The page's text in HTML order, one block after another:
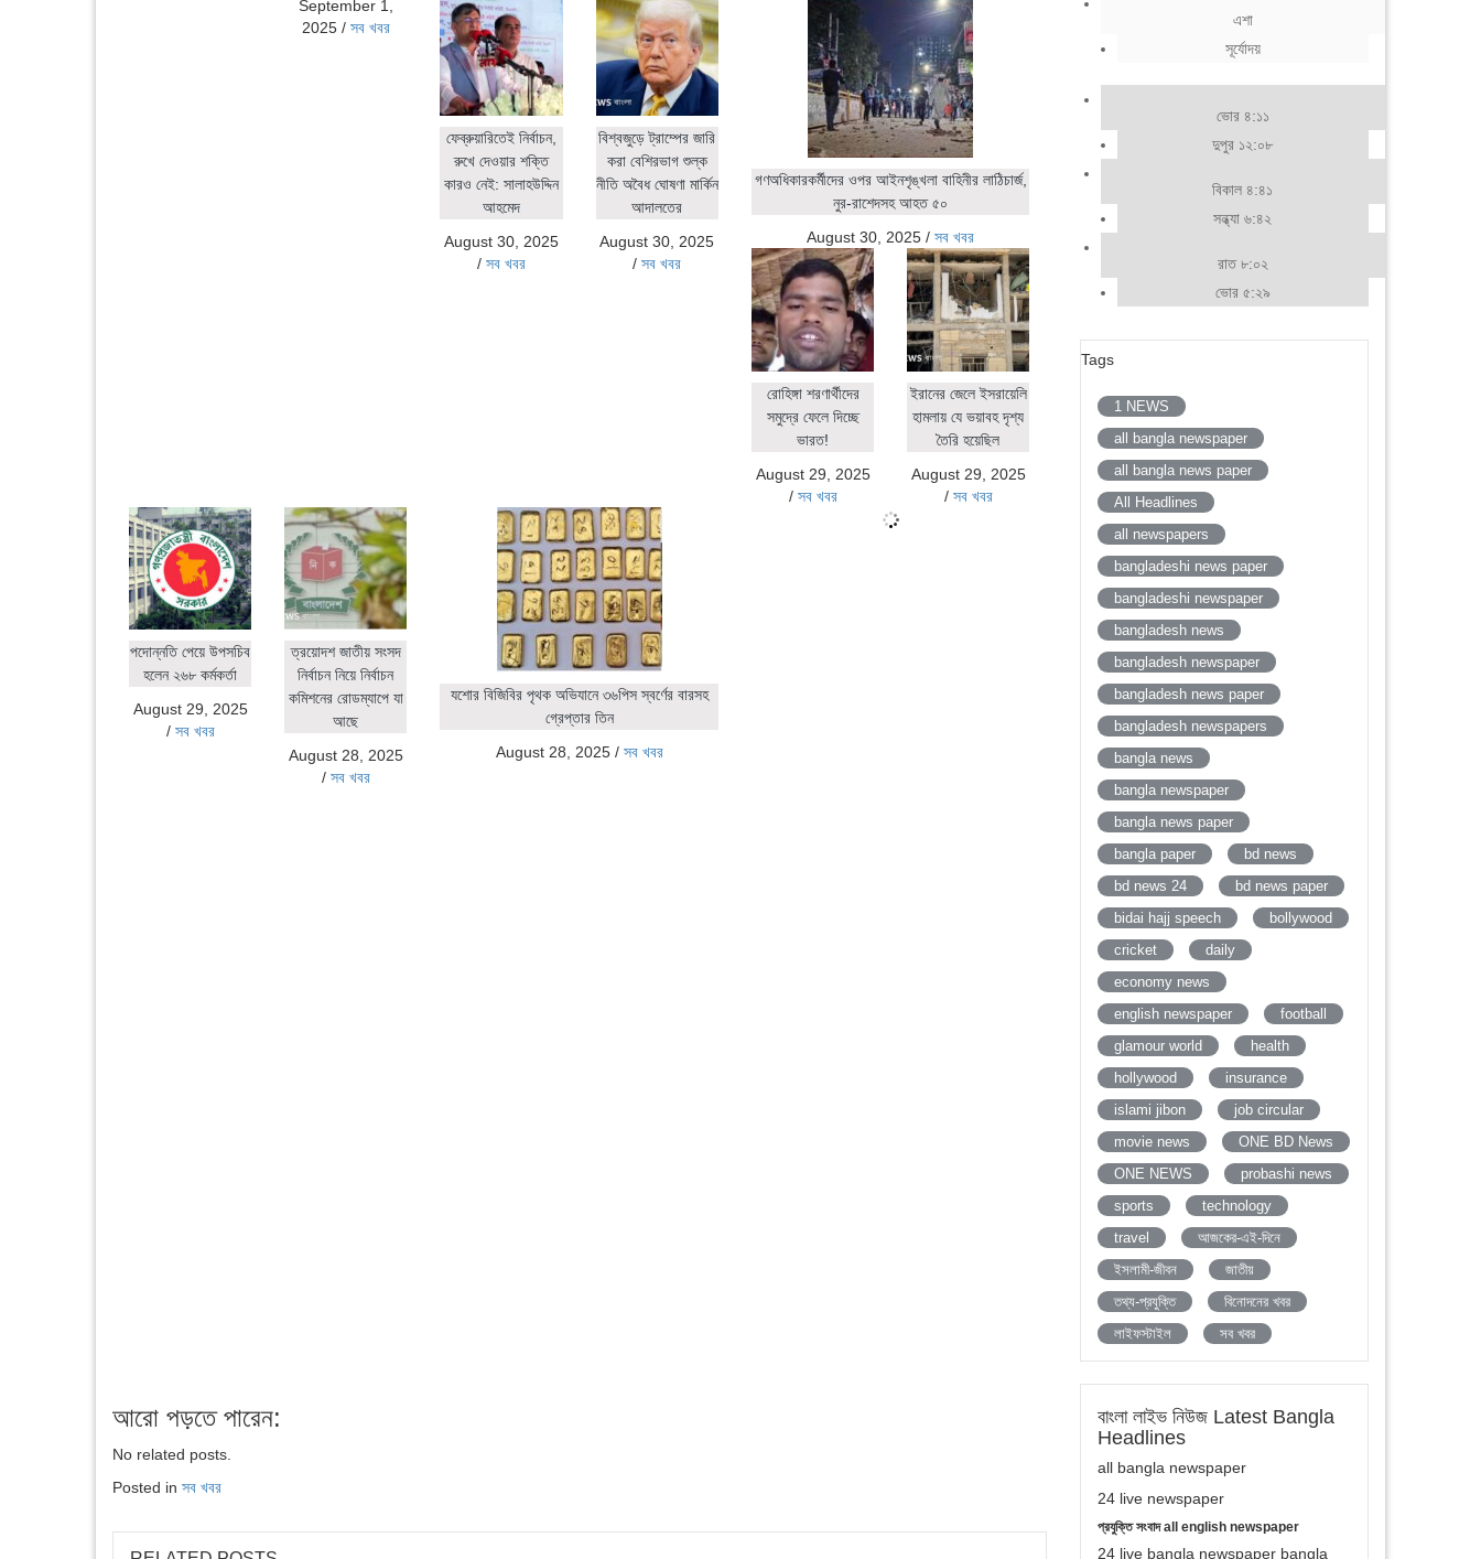
September 1,
2025/ সব খবর
ফেব্রুয়ারিতেই নির্বাচন,
রুখে দেওয়ার শক্তি
কারও নেই: সালাহউদ্দিন
আহমেদ
August 30, 2025
/সব খবর
বিশ্বজুড়ে ট্রাম্পের জারি
করা বেশিরভাগ শুল্ক
নীতি অবৈধ ঘোষণা মার্কিন
আদালতের
August 30, 2025
/সব খবর
গণঅধিকারকর্মীদের ওপর আইনশৃঙ্খলা বাহিনীর লাঠিচার্জ,
নুর-রাশেদসহ আহত ৫০
August 30, 2025 /সব খবর
রোহিঙ্গা শরণার্থীদের
সমুদ্রে ফেলে দিচ্ছে
ভারত!
August 29, 2025
/ সব খবর
ইরানের জেলে ইসরায়েলি
হামলায় যে ভয়াবহ দৃশ্য
তৈরি হয়েছিল
August 29, 2025
/ সব খবর
পদোন্নতি পেয়ে উপসচিব
হলেন ২৬৮ কর্মকর্তা
August 29, 2025
/ সব খবর
ত্রয়োদশ জাতীয় সংসদ
নির্বাচন নিয়ে নির্বাচন
কমিশনের রোডম্যাপে যা
আছে
August 28, 2025
/ সব খবর
যশোর বিজিবির পৃথক অভিযানে ৩৬পিস স্বর্ণের বারসহ
গ্রেপ্তার তিন
August 28, 2025/ সব খবর
আরো পড়তে পারেন:
No related posts.
Posted in সব খবর
এশা
সূর্যোদয়
ভোর ৪:১১
দুপুর ১২:০৮
বিকাল ৪:৪১
সন্ধ্যা ৬:৪২
রাত ৮:০২
ভোর ৫:২৯
Tags
1 NEWS
all bangla newspaper
all bangla news paper
All Headlines
all newspapers
bangladeshi news paper
bangladeshi newspaper
bangladesh news
bangladesh newspaper
bangladesh news paper
bangladesh newspapers
bangla news
bangla newspaper
bangla news paper
bangla paper
bd news
bd news 24
bd news paper
bidai hajj speech
bollywood
cricket
daily
economy news
english newspaper
football
glamour world
health
hollywood
insurance
islami jibon
job circular
movie news
ONE BD News
ONE NEWS
probashi news
sports
technology
travel
আজকের-এই-দিনে
ইসলামী-জীবন
জাতীয়
তথ্য-প্রযুক্তি
বিনোদনের খবর
লাইফস্টাইল
সব খবর
বাংলা লাইভ নিউজ Latest Bangla
Headlines
all bangla newspaper
24 live newspaper
প্রযুক্তি সংবাদ all english newspaper
24 live bangla newspaper bangla